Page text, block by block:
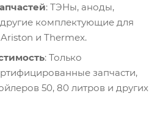
: ТЭНы, аноды,
комплектующие для
и Thermex.
: Только
запчасти,
50, 80 литров и других